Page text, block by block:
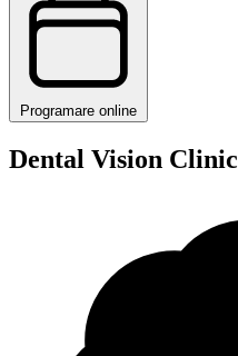
Programare online
Dental Vision Clinic